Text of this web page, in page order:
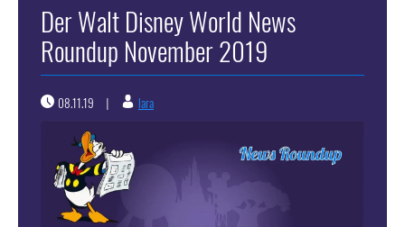
Der Walt Disney World News
Roundup November 2019
08.11.19 | lara